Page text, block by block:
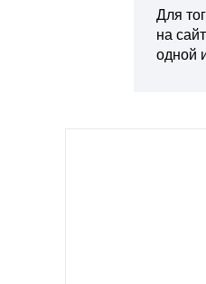
Для
на
одной